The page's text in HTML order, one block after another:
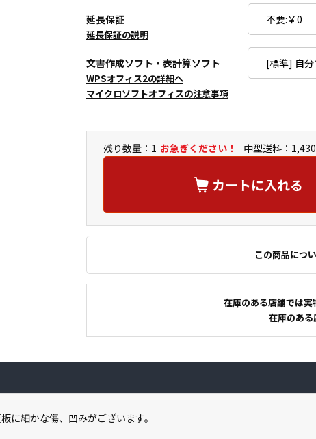
延長保証
延長保証の説明
文書作成ソフト・表計算ソフト
WPSオフィス2の詳細へ
マイクロソフトオフィスの注意事項
残り数量：1 お急ぎください！ 中型送料：
カートに入れる
この商品につ
在庫のある店舗では
在庫のある
に細かな傷、凹みがございます。